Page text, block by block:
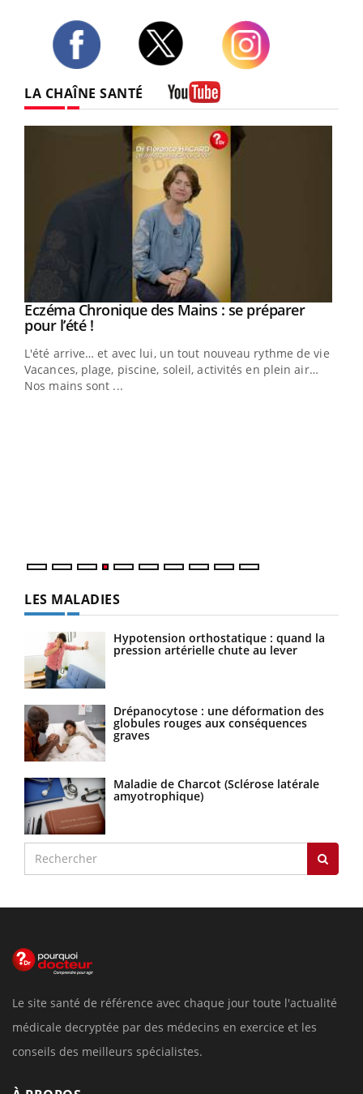
LA CHAÎNE SANTÉ
Youtube
Eczéma Chronique des Mains : se préparer
pour l’été !Youtube
L'été arrive… et avec lui, un tout nouveau rythme de vie !
Vacances, plage, piscine, soleil, activités en plein air…
Nos mains sont ...
LES MALADIES
Hypotension orthostatique : quand la
pression artérielle chute au lever
Drépanocytose : une déformation des
globules rouges aux conséquences
graves
Maladie de Charcot (Sclérose latérale
amyotrophique)
Le site santé de référence avec chaque jour toute l'actualité
médicale decryptée par des médecins en exercice et les
conseils des meilleurs spécialistes.